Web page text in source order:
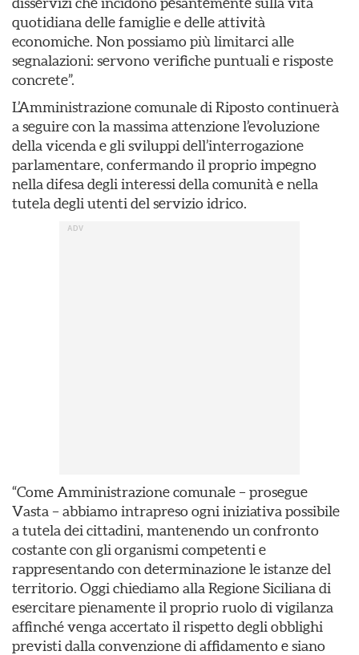
quotidiana delle famiglie e delle attività
economiche. Non possiamo più limitarci alle
segnalazioni: servono verifiche puntuali e risposte
concrete”.
L’Amministrazione comunale di Riposto continuerà
a seguire con la massima attenzione l’evoluzione
della vicenda e gli sviluppi dell’interrogazione
parlamentare, confermando il proprio impegno
nella difesa degli interessi della comunità e nella
tutela degli utenti del servizio idrico.
“Come Amministrazione comunale – prosegue
Vasta – abbiamo intrapreso ogni iniziativa possibile
a tutela dei cittadini, mantenendo un confronto
costante con gli organismi competenti e
rappresentando con determinazione le istanze del
territorio. Oggi chiediamo alla Regione Siciliana di
esercitare pienamente il proprio ruolo di vigilanza
affinché venga accertato il rispetto degli obblighi
previsti dalla convenzione di affidamento e siano